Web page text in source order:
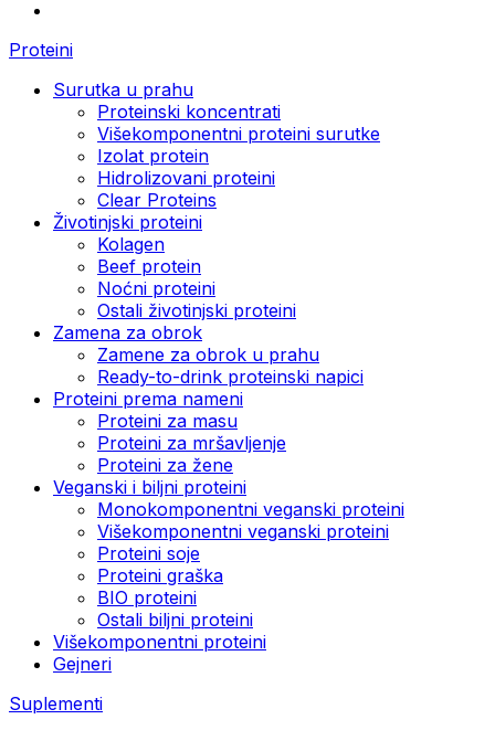
Proteini
Surutka u prahu
Proteinski koncentrati
Višekomponentni proteini surutke
Izolat protein
Hidrolizovani proteini
Clear Proteins
Životinjski proteini
Kolagen
Beef protein
Noćni proteini
Ostali životinjski proteini
Zamena za obrok
Zamene za obrok u prahu
Ready-to-drink proteinski napici
Proteini prema nameni
Proteini za masu
Proteini za mršavljenje
Proteini za žene
Veganski i biljni proteini
Monokomponentni veganski proteini
Višekomponentni veganski proteini
Proteini soje
Proteini graška
BIO proteini
Ostali biljni proteini
Višekomponentni proteini
Gejneri
Suplementi